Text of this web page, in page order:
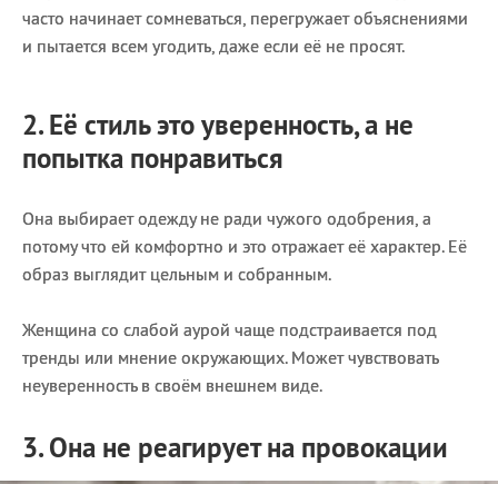
часто начинает сомневаться, перегружает объяснениями
и пытается всем угодить, даже если её не просят.
2. Её стиль это уверенность, а не
попытка понравиться
Она выбирает одежду не ради чужого одобрения, а
потому что ей комфортно и это отражает её характер. Её
образ выглядит цельным и собранным.
Женщина со слабой аурой чаще подстраивается под
тренды или мнение окружающих. Может чувствовать
неуверенность в своём внешнем виде.
3. Она не реагирует на провокации